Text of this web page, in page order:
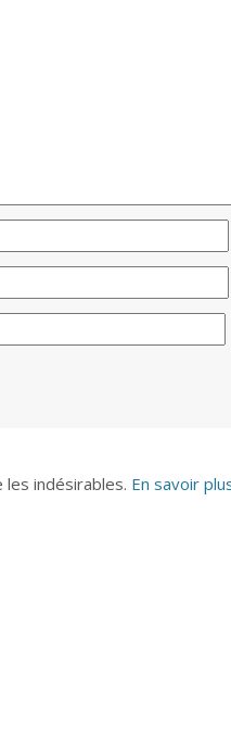
indésirables. En savoir